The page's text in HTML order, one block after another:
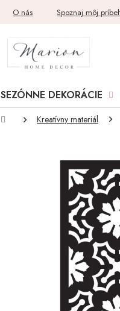
O nás Spoznaj môj
SEZÓNNE DEKORÁCIE
DomovKreatívny materiál